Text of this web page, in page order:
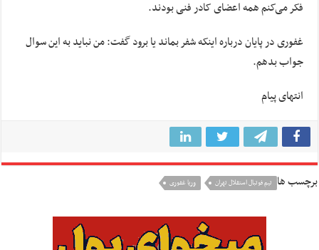
فکر می‌کنم همه اعضای کادر فنی بودند.
غفوری در پایان درباره اینکه شفر بماند یا برود گفت: من نباید به این سوال
جواب بدهم.
انتهای پیام
برچسب ها تيم فوتبال استقلال تهران وریا غفوری